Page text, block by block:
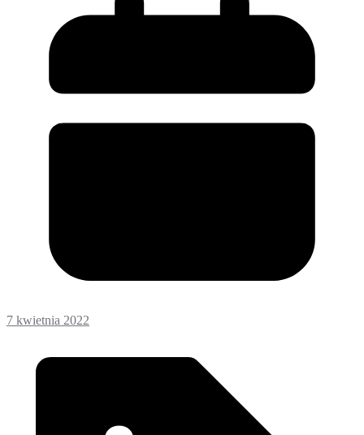
7 kwietnia 2022